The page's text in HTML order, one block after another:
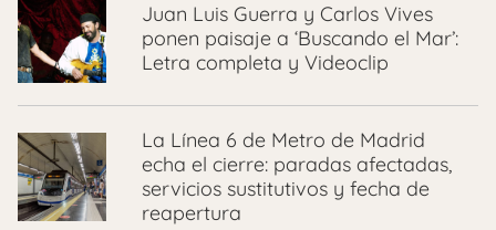
Juan Luis Guerra y Carlos Vives
ponen paisaje a ‘Buscando el Mar’:
Letra completa y Videoclip
La Línea 6 de Metro de Madrid
echa el cierre: paradas afectadas,
servicios sustitutivos y fecha de
reapertura